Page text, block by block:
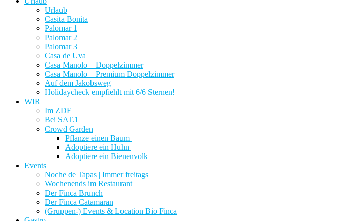
Urlaub
Casita Bonita
Palomar 1
Palomar 2
Palomar 3
Casa de Uva
Casa Manolo – Doppelzimmer
Casa Manolo – Premium Doppelzimmer
Auf dem Jakobsweg
Holidaycheck empfiehlt mit 6/6 Sternen!
WIR
Im ZDF
Bei SAT.1
Crowd Garden
Pflanze einen Baum
Adoptiere ein Huhn
Adoptiere ein Bienenvolk
Events
Noche de Tapas | Immer freitags
Wochenends im Restaurant
Der Finca Brunch
Der Finca Catamaran
(Gruppen-) Events & Location Bio Finca